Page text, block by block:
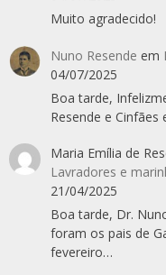
Muito agradecido!
Nuno Resende em
04/07/2025
Boa tarde,
Resende e
Maria Emília de
Lavradores e
21/04/2025
Boa tarde, Dr.
foram os pais de
fevereiro…